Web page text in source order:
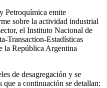
Petroquímica emite
sobre la actividad industrial
el Instituto Nacional de
Transaction-Estadísticas
la República Argentina
de desagregación y se
a continuación se detallan: